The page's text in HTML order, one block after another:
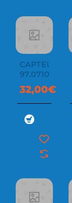
CAPTEUR
97.07100.88
32,00€